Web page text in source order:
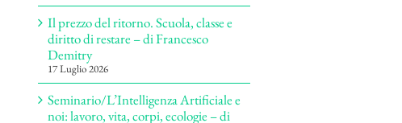
Il prezzo del ritorno. Scuola, classe e
diritto di restare – di Francesco
Demitry
17 Luglio 2026
Seminario/L’Intelligenza Artificiale e
noi: lavoro, vita, corpi, ecologie – di